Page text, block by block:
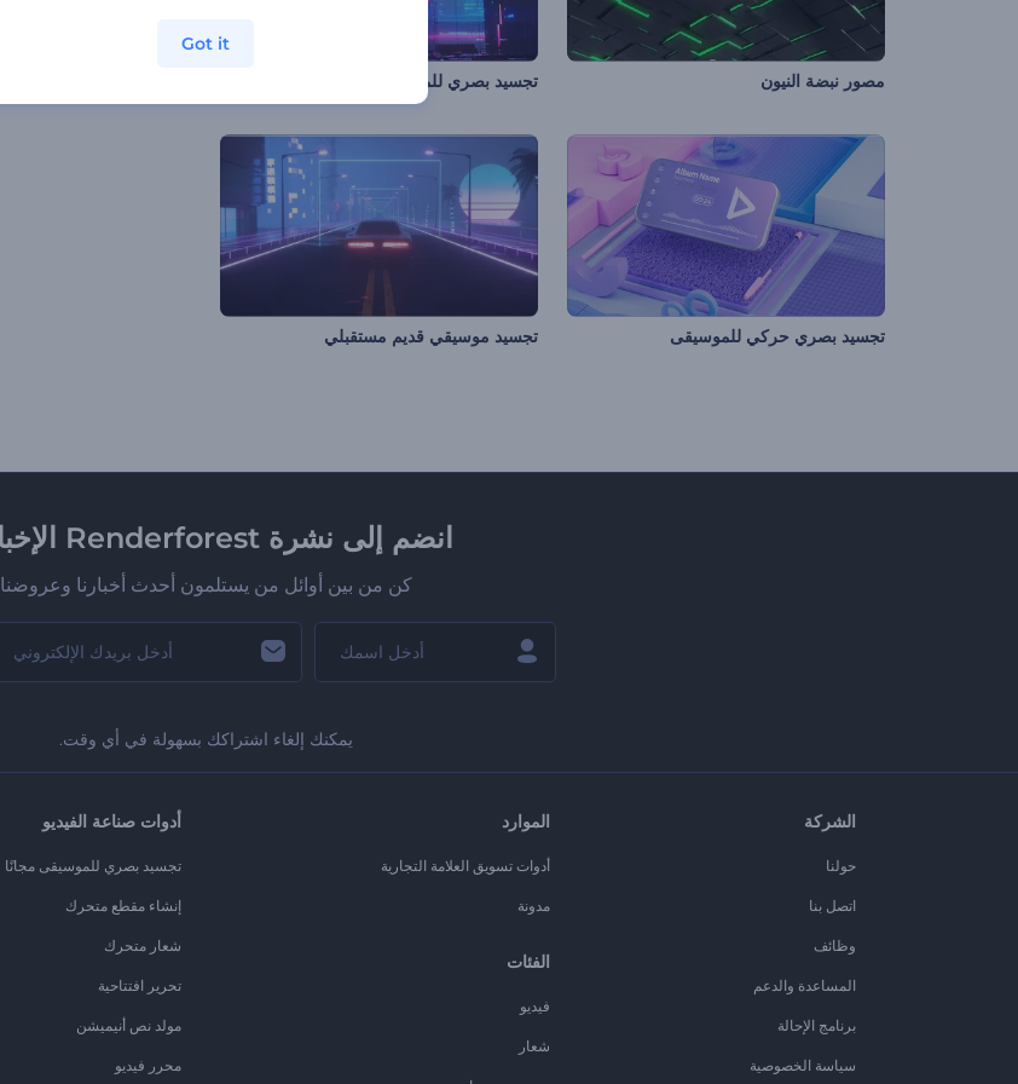
مصور نبضة النيون
تجسيد بصري حركي للموسيقى تجسيد موسيقي قديم مستقبلي
انضم إلى نشرة Renderforest الإخبارية
كن من بين أوائل من يستلمون أحدث أخبارنا وعروضنا
يمكنك إلغاء اشتراكك بسهولة في أي وقت.
الشركة
حولنا
اتصل بنا
وظائف
المساعدة والدعم
برنامج الإحالة
سياسة الخصوصية
الموارد
أدوات تسويق العلامة التجارية
مدونة
الفئات
فيديو
شعار
أدوات صناعة الفيديو
تجسيد بصري للموسيقى مجانًا
إنشاء مقطع متحرك
شعار متحرك
تحرير افتتاحية
مولد نص أنيميشن
محرر فيديو
Got it